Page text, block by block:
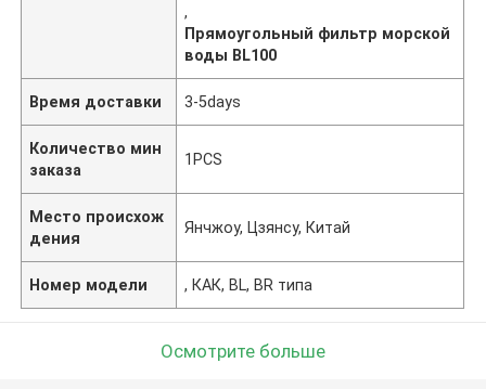
,
Прямоугольный фильтр морской
воды BL100
Время доставки 3-5days
Количество мин
заказа
1PCS
Место происхож
дения
Янчжоу, Цзянсу, Китай
Номер модели , КАК, BL, BR типа
Осмотрите больше